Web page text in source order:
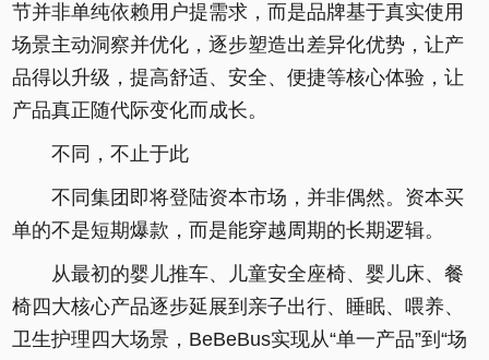
节并非单纯依赖用户提需求，而是品牌基于真实使用
场景主动洞察并优化，逐步塑造出差异化优势，让产
品得以升级，提高舒适、安全、便捷等核心体验，让
产品真正随代际变化而成长。
不同，不止于此
不同集团即将登陆资本市场，并非偶然。资本买
单的不是短期爆款，而是能穿越周期的长期逻辑。
从最初的婴儿推车、儿童安全座椅、婴儿床、餐
椅四大核心产品逐步延展到亲子出行、睡眠、喂养、
卫生护理四大场景，BeBeBus实现从“单一产品”到“场